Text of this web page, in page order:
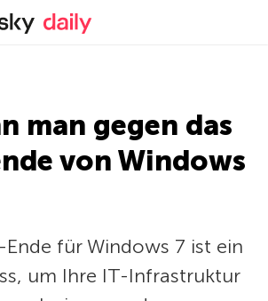
Offizieller Blog von Kaspersky
man gegen das
von Windows
Ende für Windows 7 ist ein
um Ihre IT-Infrastruktur